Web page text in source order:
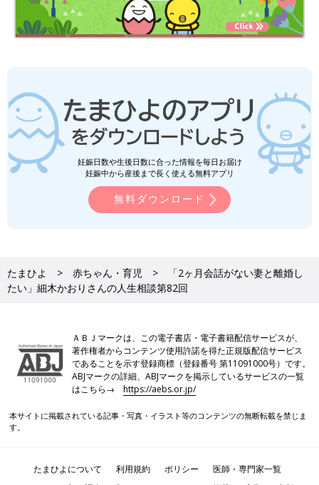
妊娠日数や生後日数に合った情報を毎日お届け
妊娠中から産後まで長く使える無料アプリ
無料ダウンロード
たまひよ 赤ちゃん・育児
「2ヶ月会話がない妻と離婚し
たい」細木かおりさんの人生相談第82回
ＡＢＪマークは、この電子書店・電子書籍配信サービスが、
著作権者からコンテンツ使用許諾を得た正規版配信サービス
であることを示す登録商標（登録番号 第11091000号）です。
ABJマークの詳細、ABJマークを掲示しているサービスの一覧
はこちら→https://aebs.or.jp/
本サイトに掲載されている記事・写真・イラスト等のコンテンツの無断転載を禁じま
す。
たまひよについて 利用規約 ポリシー
医師・専門家一覧